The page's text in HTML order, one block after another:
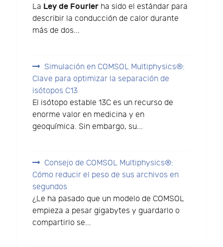
La Ley de Fourier ha sido el estándar para
describir la conducción de calor durante
más de dos...
Simulación en COMSOL Multiphysics®:
Clave para optimizar la separación de
isótopos C13
El isótopo estable 13C es un recurso de
enorme valor en medicina y en
geoquímica. Sin embargo, su...
Consejo de COMSOL Multiphysics®:
Cómo reducir el peso de sus archivos en
segundos
¿Le ha pasado que un modelo de COMSOL
empieza a pesar gigabytes y guardarlo o
compartirlo se...